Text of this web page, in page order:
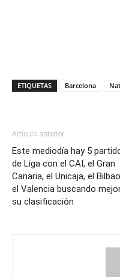
ETIQUETAS Barcelona
Artículo anterior
Este mediodía hay 5
de Liga con el CAI, el Gran
Canaria, el Unicaja, el
el Valencia buscando
su clasificación